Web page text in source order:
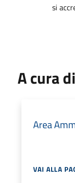
si
A cura di
Area
VAI ALLA